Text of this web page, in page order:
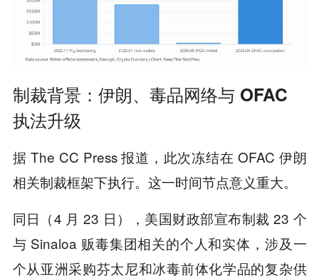
制裁背景：伊朗、毒品网络与 OFAC
执法升级
据 The CC Press 报道，此次冻结在 OFAC 伊朗
相关制裁框架下执行。这一时间节点意义重大。
同日（4 月 23 日），美国财政部宣布制裁 23 个
与 Sinaloa 贩毒集团相关的个人和实体，涉及一
个从亚洲采购芬太尼和冰毒前体化学品的复杂供